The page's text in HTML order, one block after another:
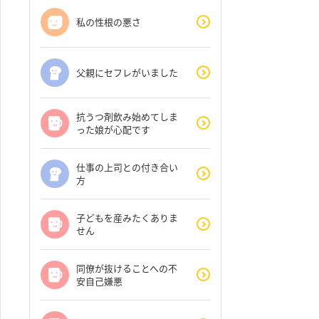
私の性根の悪さ
父親にセフレがいました
抗うつ剤飲み始めてしま
った娘が心配です
仕事の上司との付き合い
方
子どもを産みたくありま
せん
同僚が抜けることへの不
安自己嫌悪